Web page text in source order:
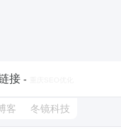
接 -
客 冬镜科技